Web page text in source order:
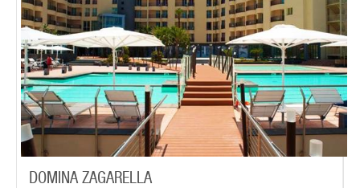
DOMINA ZAGARELLA